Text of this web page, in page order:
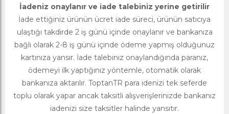
İadeniz onaylanır ve iade talebiniz yerine getirilir
İade ettiğiniz ürünün ücret iade süreci, ürünün satıcıya
ulaştığı takdirde 2 iş günü içinde onaylanır ve bankanıza
bağlı olarak 2-8 iş günü içinde ödeme yapmış olduğunuz
kartınıza yansır. İade talebiniz onaylandığında paranız,
ödemeyi ilk yaptığınız yöntemle, otomatik olarak
bankanıza aktarılır. ToptanTR para idenizi tek seferde
toplu olarak yapar ancak taksitli alışverişlerinizde bankanız
iadenizi size taksitler halinde yansıtır.